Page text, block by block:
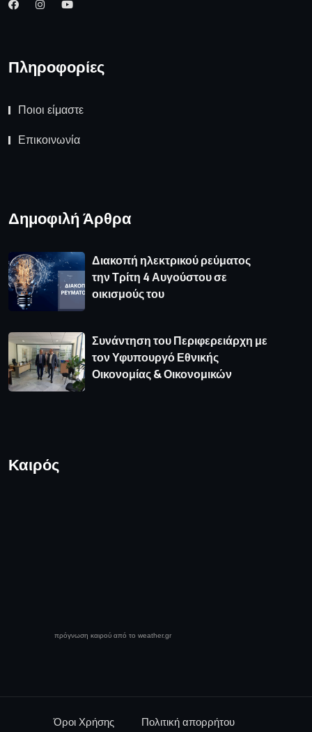
Πληροφορίες
Ποιοι είμαστε
Επικοινωνία
Δημοφιλή Άρθρα
Διακοπή ηλεκτρικού ρεύματος
την Τρίτη 4 Αυγούστου σε
οικισμούς του
Συνάντηση του Περιφερειάρχη με
τον Υφυπουργό Εθνικής
Οικονομίας & Οικονομικών
Καιρός
πρόγνωση καιρού από το weather.gr
Όροι Χρήσης Πολιτική απορρήτου